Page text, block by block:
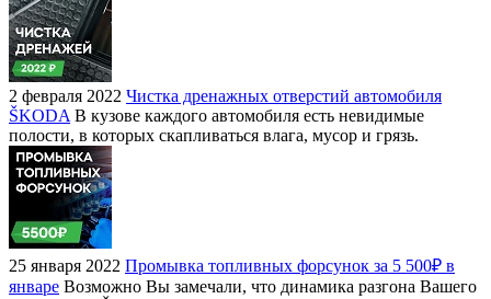
2 февраля 2022 Чистка дренажных отверстий автомобиля
ŠKODA В кузове каждого автомобиля есть невидимые
полости, в которых скапливаться влага, мусор и грязь.
25 января 2022 Промывка топливных форсунок за 5 500₽ в
январе Возможно Вы замечали, что динамика разгона Вашего